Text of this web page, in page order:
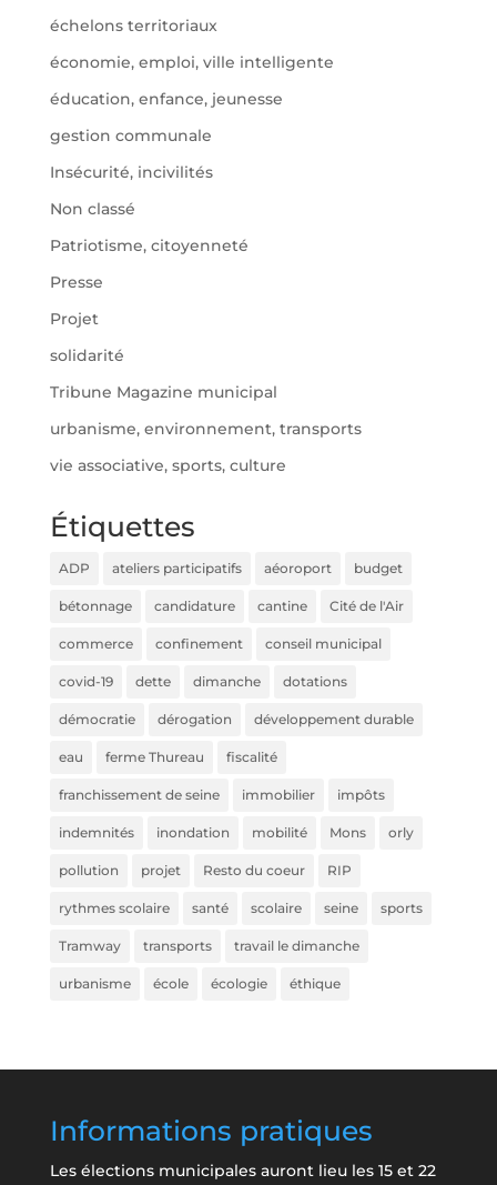
échelons territoriaux
économie, emploi, ville intelligente
éducation, enfance, jeunesse
gestion communale
Insécurité, incivilités
Non classé
Patriotisme, citoyenneté
Presse
Projet
solidarité
Tribune Magazine municipal
urbanisme, environnement, transports
vie associative, sports, culture
Étiquettes
ADP ateliers participatifs aéoroport budget
bétonnage candidature cantine Cité de l'Air
commerce confinement conseil municipal
covid-19 dette dimanche dotations
démocratie dérogation développement durable
eau ferme Thureau fiscalité
franchissement de seine immobilier impôts
indemnités inondation mobilité Mons orly
pollution projet Resto du coeur RIP
rythmes scolaire santé scolaire seine sports
Tramway transports travail le dimanche
urbanisme école écologie éthique
Informations pratiques
Les élections municipales auront lieu les 15 et 22